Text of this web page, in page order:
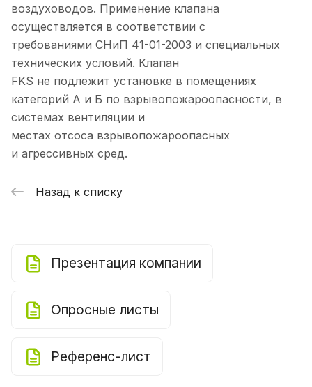
воздуховодов. Применение клапана
осуществляется в соответствии с
требованиями СНиП 41-01-2003 и специальных
технических условий. Клапан
FKS не подлежит установке в помещениях
категорий А и Б по взрывопожароопасности, в
системах вентиляции и
местах отсоса взрывопожароопасных
и агрессивных сред.
Назад к списку
Презентация компании
Опросные листы
Референс-лист